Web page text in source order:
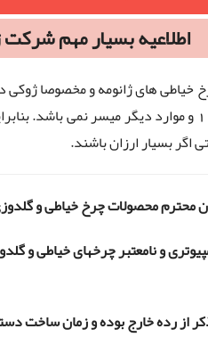
اطلاعیه بسیار مهم شرکت
خیاطی های ژانومه و مخصوصا
آنها بدلیل ولتاژ 110 و موارد دیگر
اگر بسیار ارزان باشند.
محترم محصولات چرخ خیاطی و
و نامعتبر چرخهای خیاطی و